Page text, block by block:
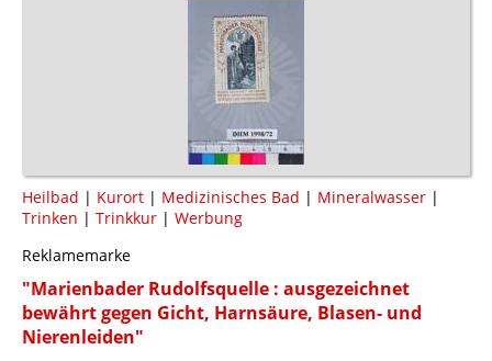
Heilbad | Kurort | Medizinisches Bad | Mineralwasser |
Trinken | Trinkkur | Werbung
Reklamemarke
"Marienbader Rudolfsquelle : ausgezeichnet
bewährt gegen Gicht, Harnsäure, Blasen- und
Nierenleiden"